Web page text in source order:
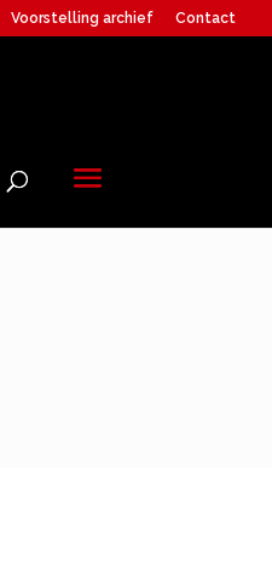
Voorstelling archief Contact